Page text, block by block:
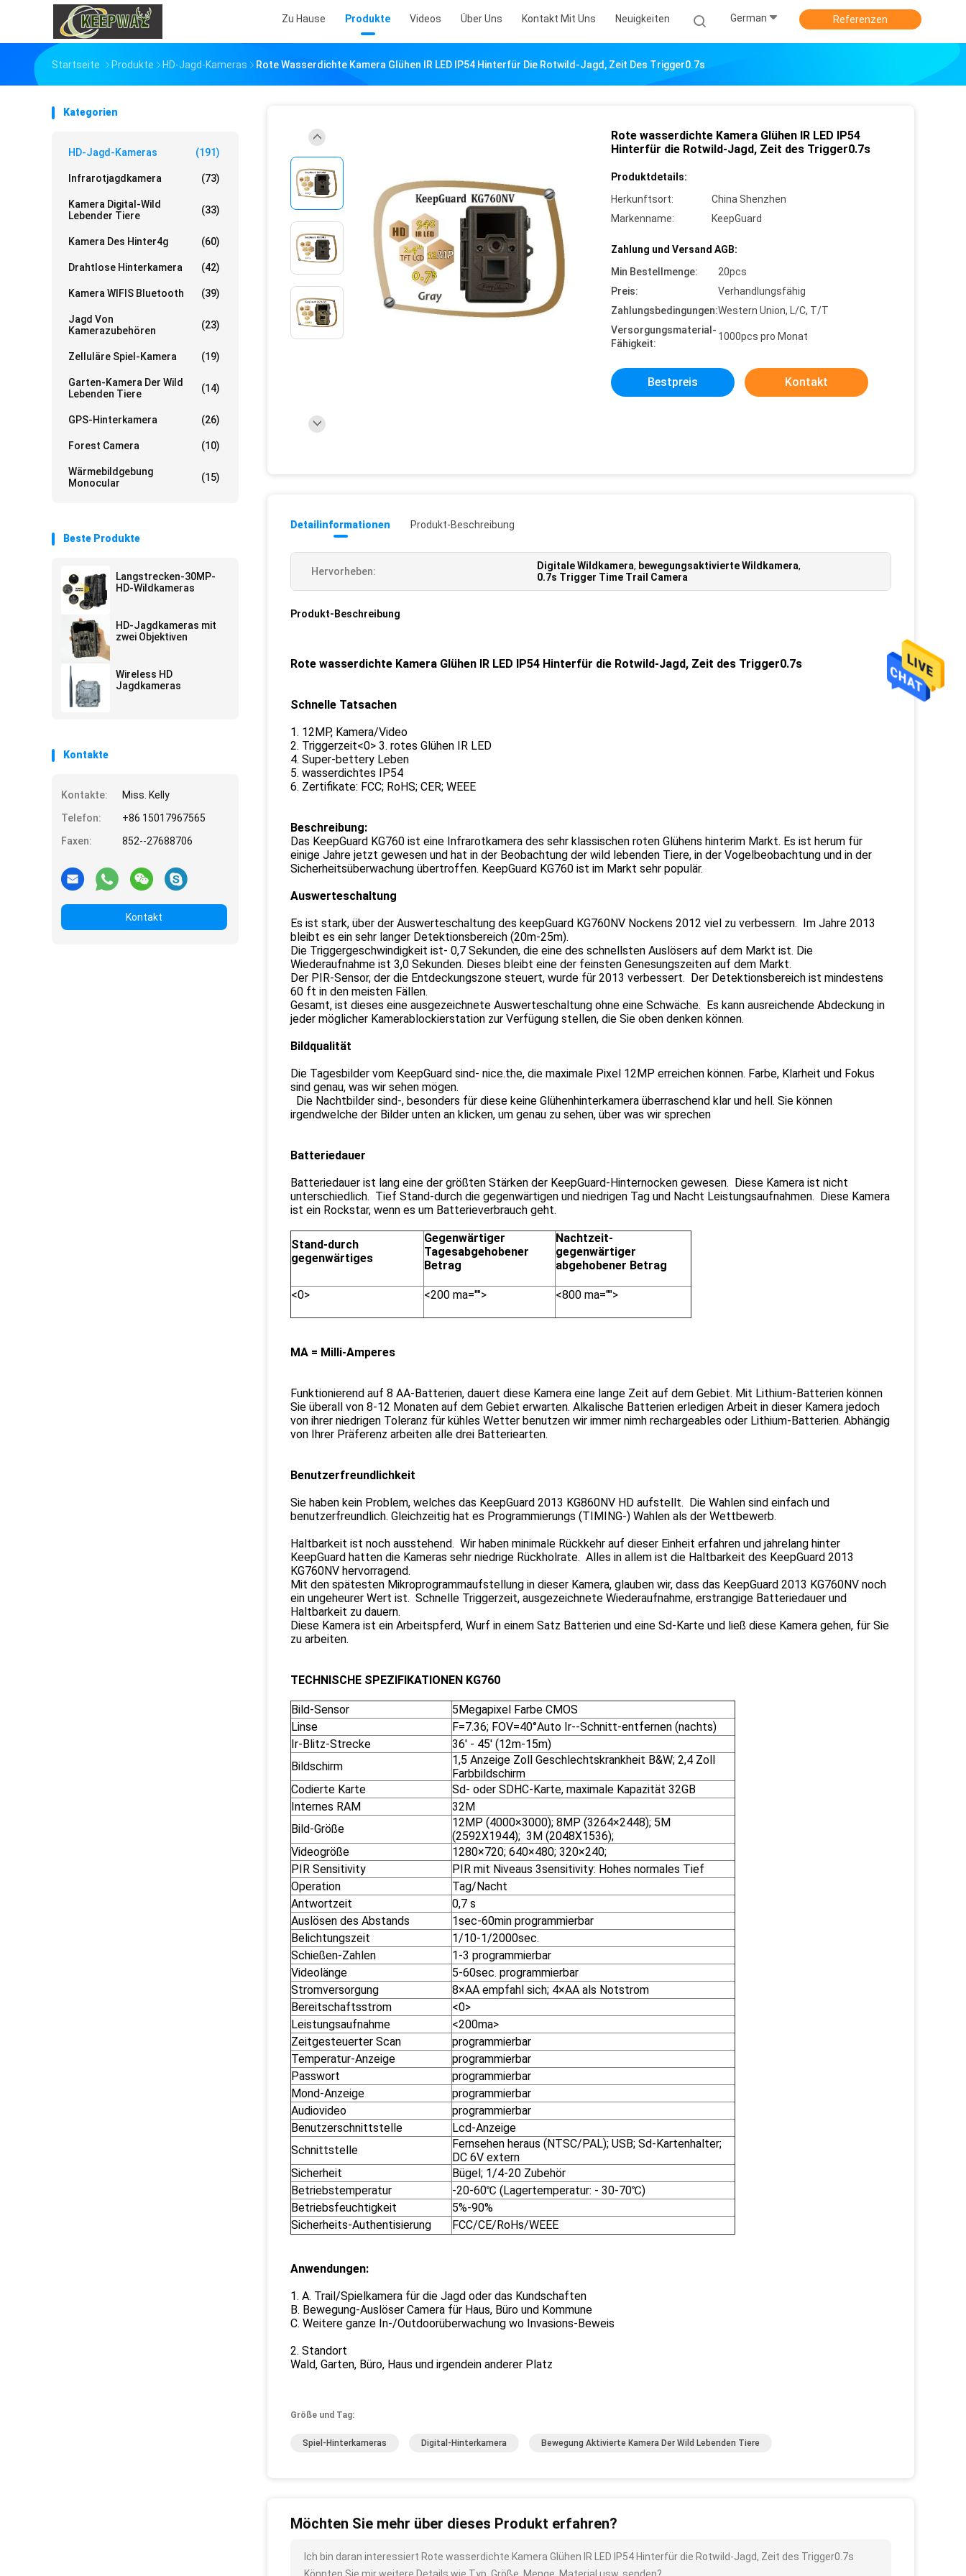
Zu Hause Produkte Videos Über Uns Kontakt Mit Uns Neuigkeiten German Referenzen
Startseite Produkte HD-Jagd-Kameras Rote Wasserdichte Kamera Glühen IR LED IP54 Hinterfür Die Rotwild-Jagd, Zeit Des Trigger0.7s
Kategorien
HD-Jagd-Kameras (191)
Infrarotjagdkamera (73)
Kamera Digital-Wild
Lebender Tiere
(33)
Kamera Des Hinter4g (60)
Drahtlose Hinterkamera (42)
Kamera WIFIS Bluetooth (39)
Jagd Von
Kamerazubehören
(23)
Zelluläre Spiel-Kamera (19)
Garten-Kamera Der Wild
Lebenden Tiere
(14)
GPS-Hinterkamera (26)
Forest Camera (10)
Wärmebildgebung
Monocular
(15)
Beste Produkte
Langstrecken-30MP-
HD-Wildkameras
HD-Jagdkameras mit
zwei Objektiven
Wireless HD
Jagdkameras
Kontakte
Kontakte:
Miss. Kelly
Telefon:
+86 15017967565
Faxen:
852--27688706
Kontakt
Rote wasserdichte Kamera Glühen IR LED IP54
Hinterfür die Rotwild-Jagd, Zeit des Trigger0.7s
Produktdetails:
Herkunftsort:
China Shenzhen
Markenname:
KeepGuard
Zahlung und Versand AGB:
Min Bestellmenge:
20pcs
Preis:
Verhandlungsfähig
Zahlungsbedingungen:Western Union, L/C, T/T
Versorgungsmaterial-
Fähigkeit:
1000pcs pro Monat
Bestpreis Kontakt
Detailinformationen Produkt-Beschreibung
Hervorheben: Digitale Wildkamera, bewegungsaktivierte Wildkamera,
0.7s Trigger Time Trail Camera
Produkt-Beschreibung
Rote wasserdichte Kamera Glühen IR LED IP54 Hinterfür die Rotwild-Jagd, Zeit des Trigger0.7s
Schnelle Tatsachen
1. 12MP, Kamera/Video
2. Triggerzeit<0> 3. rotes Glühen IR LED
4. Super-bettery Leben
5. wasserdichtes IP54
6. Zertifikate: FCC; RoHS; CER; WEEE
Beschreibung:
Das KeepGuard KG760 ist eine Infrarotkamera des sehr klassischen roten Glühens hinterim Markt. Es ist herum für
einige Jahre jetzt gewesen und hat in der Beobachtung der wild lebenden Tiere, in der Vogelbeobachtung und in der
Sicherheitsüberwachung übertroffen. KeepGuard KG760 ist im Markt sehr populär.
Auswerteschaltung
Es ist stark, über der Auswerteschaltung des keepGuard KG760NV Nockens 2012 viel zu verbessern. Im Jahre 2013
bleibt es ein sehr langer Detektionsbereich (20m-25m).
Die Triggergeschwindigkeit ist- 0,7 Sekunden, die eine des schnellsten Auslösers auf dem Markt ist. Die
Wiederaufnahme ist 3,0 Sekunden. Dieses bleibt eine der feinsten Genesungszeiten auf dem Markt.
Der PIR-Sensor, der die Entdeckungszone steuert, wurde für 2013 verbessert. Der Detektionsbereich ist mindestens
60 ft in den meisten Fällen.
Gesamt, ist dieses eine ausgezeichnete Auswerteschaltung ohne eine Schwäche. Es kann ausreichende Abdeckung in
jeder möglicher Kamerablockierstation zur Verfügung stellen, die Sie oben denken können.
Bildqualität
Die Tagesbilder vom KeepGuard sind- nice.the, die maximale Pixel 12MP erreichen können. Farbe, Klarheit und Fokus
sind genau, was wir sehen mögen.
Die Nachtbilder sind-, besonders für diese keine Glühenhinterkamera überraschend klar und hell. Sie können
irgendwelche der Bilder unten an klicken, um genau zu sehen, über was wir sprechen
Batteriedauer
Batteriedauer ist lang eine der größten Stärken der KeepGuard-Hinternocken gewesen. Diese Kamera ist nicht
unterschiedlich. Tief Stand-durch die gegenwärtigen und niedrigen Tag und Nacht Leistungsaufnahmen. Diese Kamera
ist ein Rockstar, wenn es um Batterieverbrauch geht.
Stand-durch
gegenwärtiges
Gegenwärtiger
Tagesabgehobener
Betrag
Nachtzeit-
gegenwärtiger
abgehobener Betrag
<0> <200 ma=""> <800 ma="">
MA = Milli-Amperes
Funktionierend auf 8 AA-Batterien, dauert diese Kamera eine lange Zeit auf dem Gebiet. Mit Lithium-Batterien können
Sie überall von 8-12 Monaten auf dem Gebiet erwarten. Alkalische Batterien erledigen Arbeit in dieser Kamera jedoch
von ihrer niedrigen Toleranz für kühles Wetter benutzen wir immer nimh rechargeables oder Lithium-Batterien. Abhängig
von Ihrer Präferenz arbeiten alle drei Batteriearten.
Benutzerfreundlichkeit
Sie haben kein Problem, welches das KeepGuard 2013 KG860NV HD aufstellt. Die Wahlen sind einfach und
benutzerfreundlich. Gleichzeitig hat es Programmierungs (TIMING-) Wahlen als der Wettbewerb.
Haltbarkeit ist noch ausstehend. Wir haben minimale Rückkehr auf dieser Einheit erfahren und jahrelang hinter
KeepGuard hatten die Kameras sehr niedrige Rückholrate. Alles in allem ist die Haltbarkeit des KeepGuard 2013
KG760NV hervorragend.
Mit den spätesten Mikroprogrammaufstellung in dieser Kamera, glauben wir, dass das KeepGuard 2013 KG760NV noch
ein ungeheurer Wert ist. Schnelle Triggerzeit, ausgezeichnete Wiederaufnahme, erstrangige Batteriedauer und
Haltbarkeit zu dauern.
Diese Kamera ist ein Arbeitspferd, Wurf in einem Satz Batterien und eine Sd-Karte und ließ diese Kamera gehen, für Sie
zu arbeiten.
TECHNISCHE SPEZIFIKATIONEN KG760
Bild-Sensor
5Megapixel Farbe CMOS
Linse
F=7.36; FOV=40°Auto Ir--Schnitt-entfernen (nachts)
Ir-Blitz-Strecke
36' - 45' (12m-15m)
Bildschirm
1,5 Anzeige Zoll Geschlechtskrankheit B&W; 2,4 Zoll
Farbbildschirm
Codierte Karte
Sd- oder SDHC-Karte, maximale Kapazität 32GB
Internes RAM
32M
Bild-Größe
12MP (4000×3000); 8MP (3264×2448); 5M
(2592X1944); 3M (2048X1536);
Videogröße
1280×720; 640×480; 320×240;
PIR Sensitivity
PIR mit Niveaus 3sensitivity: Hohes normales Tief
Operation
Tag/Nacht
Antwortzeit
0,7 s
Auslösen des Abstands
1sec-60min programmierbar
Belichtungszeit
1/10-1/2000sec.
Schießen-Zahlen
1-3 programmierbar
Videolänge
5-60sec. programmierbar
Stromversorgung
8×AA empfahl sich; 4×AA als Notstrom
Bereitschaftsstrom
<0>
Leistungsaufnahme
<200ma>
Zeitgesteuerter Scan
programmierbar
Temperatur-Anzeige
programmierbar
Passwort
programmierbar
Mond-Anzeige
programmierbar
Audiovideo
programmierbar
Benutzerschnittstelle
Lcd-Anzeige
Schnittstelle
Fernsehen heraus (NTSC/PAL); USB; Sd-Kartenhalter;
DC 6V extern
Sicherheit
Bügel; 1/4-20 Zubehör
Betriebstemperatur
-20-60℃ (Lagertemperatur: - 30-70℃)
Betriebsfeuchtigkeit
5%-90%
Sicherheits-Authentisierung
FCC/CE/RoHs/WEEE
Anwendungen:
1. A. Trail/Spielkamera für die Jagd oder das Kundschaften
B. Bewegung-Auslöser Camera für Haus, Büro und Kommune
C. Weitere ganze In-/Outdoorüberwachung wo Invasions-Beweis
2. Standort
Wald, Garten, Büro, Haus und irgendein anderer Platz
Größe und Tag:
Spiel-Hinterkameras Digital-Hinterkamera Bewegung Aktivierte Kamera Der Wild Lebenden Tiere
Möchten Sie mehr über dieses Produkt erfahren?
Ich bin daran interessiert Rote wasserdichte Kamera Glühen IR LED IP54 Hinterfür die Rotwild-Jagd, Zeit des Trigger0.7s